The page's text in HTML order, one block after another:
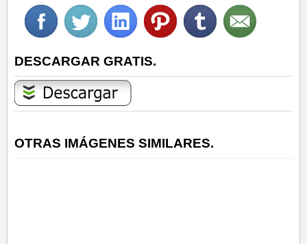
DESCARGAR GRATIS.
OTRAS IMÁGENES SIMILARES.